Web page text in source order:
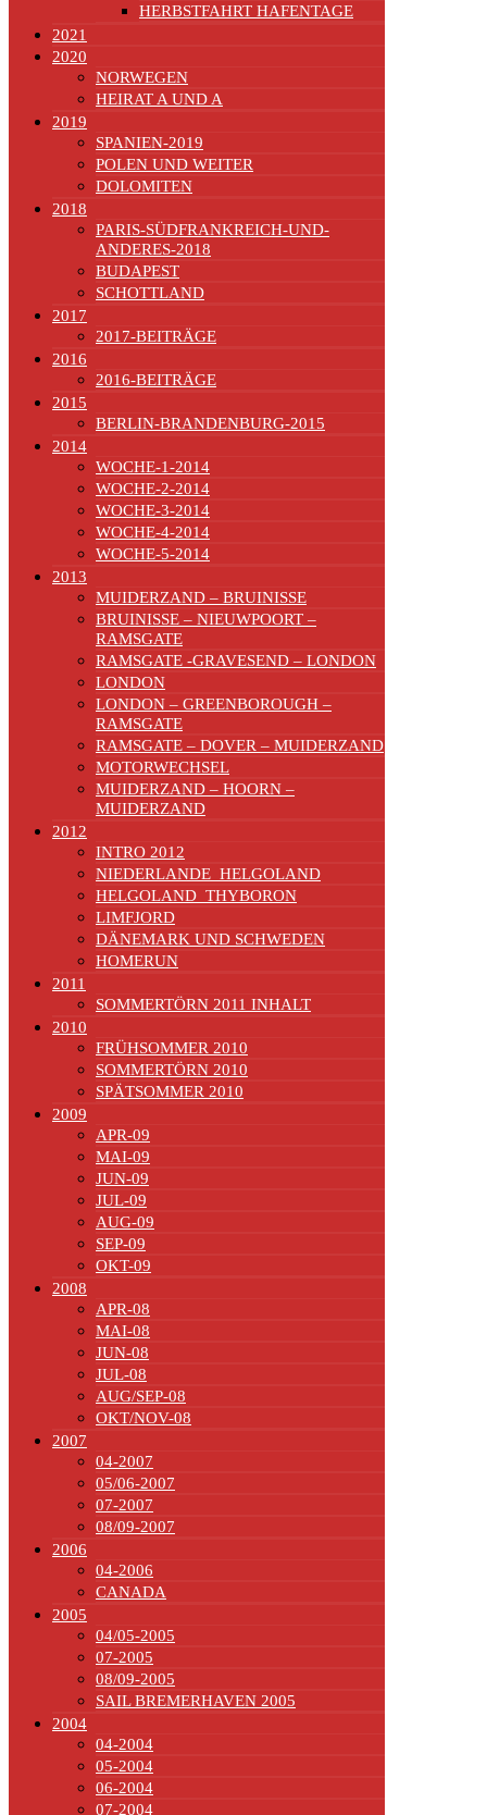
HERBSTFAHRT HAFENTAGE
2021
2020
NORWEGEN
HEIRAT A UND A
2019
SPANIEN-2019
POLEN UND WEITER
DOLOMITEN
2018
PARIS-SÜDFRANKREICH-UND-
ANDERES-2018
BUDAPEST
SCHOTTLAND
2017
2017-BEITRÄGE
2016
2016-BEITRÄGE
2015
BERLIN-BRANDENBURG-2015
2014
WOCHE-1-2014
WOCHE-2-2014
WOCHE-3-2014
WOCHE-4-2014
WOCHE-5-2014
2013
MUIDERZAND – BRUINISSE
BRUINISSE – NIEUWPOORT –
RAMSGATE
RAMSGATE -GRAVESEND – LONDON
LONDON
LONDON – GREENBOROUGH –
RAMSGATE
RAMSGATE – DOVER – MUIDERZAND
MOTORWECHSEL
MUIDERZAND – HOORN –
MUIDERZAND
2012
INTRO 2012
NIEDERLANDE_HELGOLAND
HELGOLAND_THYBORON
LIMFJORD
DÄNEMARK UND SCHWEDEN
HOMERUN
2011
SOMMERTÖRN 2011 INHALT
2010
FRÜHSOMMER 2010
SOMMERTÖRN 2010
SPÄTSOMMER 2010
2009
APR-09
MAI-09
JUN-09
JUL-09
AUG-09
SEP-09
OKT-09
2008
APR-08
MAI-08
JUN-08
JUL-08
AUG/SEP-08
OKT/NOV-08
2007
04-2007
05/06-2007
07-2007
08/09-2007
2006
04-2006
CANADA
2005
04/05-2005
07-2005
08/09-2005
SAIL BREMERHAVEN 2005
2004
04-2004
05-2004
06-2004
07-2004